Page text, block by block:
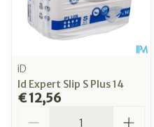
iD
Id Expert Slip S Plus 14
€ 12,56